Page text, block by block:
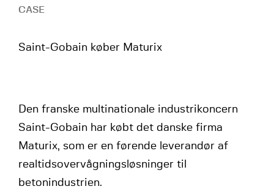
CASE
Saint-Gobain køber Maturix
Den franske multinationale industrikoncern
Saint-Gobain har købt det danske firma
Maturix, som er en førende leverandør af
realtidsovervågningsløsninger til
betonindustrien.